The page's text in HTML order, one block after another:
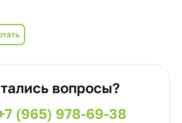
вопросы?
(965) 978-69-38